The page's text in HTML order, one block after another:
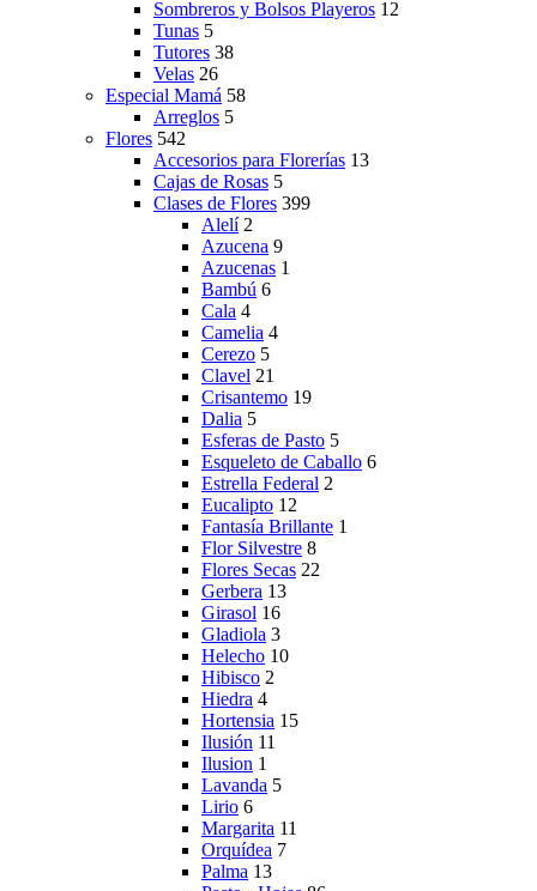
Sombreros y Bolsos Playeros 12
Tunas 5
Tutores 38
Velas 26
Especial Mamá 58
Arreglos 5
Flores 542
Accesorios para Florerías 13
Cajas de Rosas 5
Clases de Flores 399
Alelí 2
Azucena 9
Azucenas 1
Bambú 6
Cala 4
Camelia 4
Cerezo 5
Clavel 21
Crisantemo 19
Dalia 5
Esferas de Pasto 5
Esqueleto de Caballo 6
Estrella Federal 2
Eucalipto 12
Fantasía Brillante 1
Flor Silvestre 8
Flores Secas 22
Gerbera 13
Girasol 16
Gladiola 3
Helecho 10
Hibisco 2
Hiedra 4
Hortensia 15
Ilusión 11
Ilusion 1
Lavanda 5
Lirio 6
Margarita 11
Orquídea 7
Palma 13